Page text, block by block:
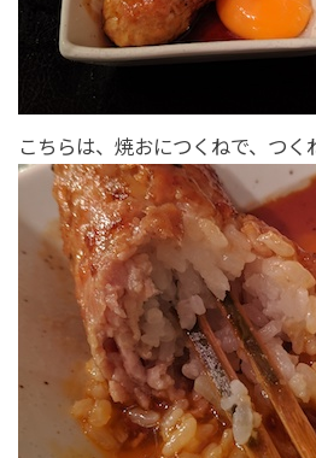
こちらは、焼おにつくねで、つく